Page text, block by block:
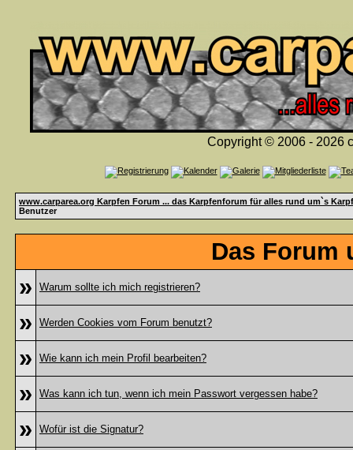
Copyright © 2006 - 2026
www.carparea.org Karpfen Forum ... das Karpfenforum für alles rund um`s
Benutzer
Das Forum
»
Warum sollte ich mich registrieren?
» Werden Cookies vom Forum benutzt?
» Wie kann ich mein Profil bearbeiten?
» Was kann ich tun, wenn ich mein Passwort vergessen habe?
» Wofür ist die Signatur?